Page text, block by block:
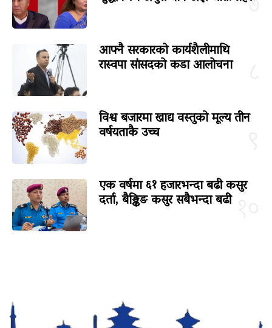
आफ्नै सरकारको कार्यशैलीमाथि
रास्वपा सांसदको कडा आलोचना
विश्व बजारमा खाद्य वस्तुको मूल्य तीन
वर्षयताकै उच्च
एक वर्षमा ६१ हजारभन्दा बढी कसुर
दर्ता, बैङ्किङ कसुर सबैभन्दा बढी